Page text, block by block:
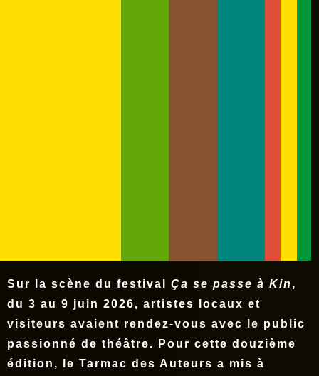
Sur la scène du festival Ça se passe à Kin ,
du 3 au 9 juin 2026, artistes locaux et
visiteurs avaient rendez-vous avec le public
passionné de théâtre. Pour cette douzième
édition, le Tarmac des Auteurs a mis à